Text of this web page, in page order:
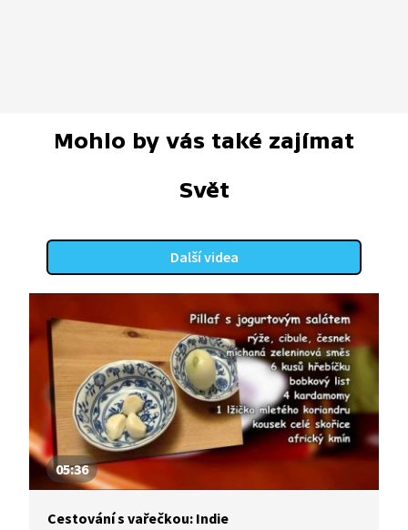
Mohlo by vás také zajímat
Svět
Další videa
05:36
Cestování s vařečkou: Indie